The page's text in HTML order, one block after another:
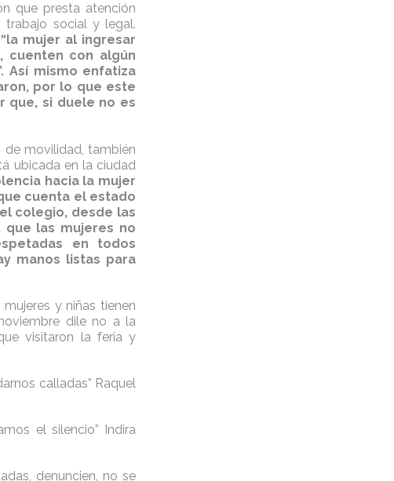
que presta atención
trabajo social y legal.
“la mujer al ingresar
cuenten con algún
Así mismo enfatiza
por lo que este
que, si duele no es
de movilidad, también
ubicada en la ciudad
hacia la mujer
cuenta el estado
colegio, desde las
las mujeres no
en todos
manos listas para
y niñas tienen
dile no a la
visitaron la feria y
calladas” Raquel
el silencio” Indira
denuncien, no se